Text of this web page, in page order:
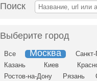
Поиск
Выберите город
Все Москва
Санкт-
Казань
Киев
Ростов-на-Дону
Рязань